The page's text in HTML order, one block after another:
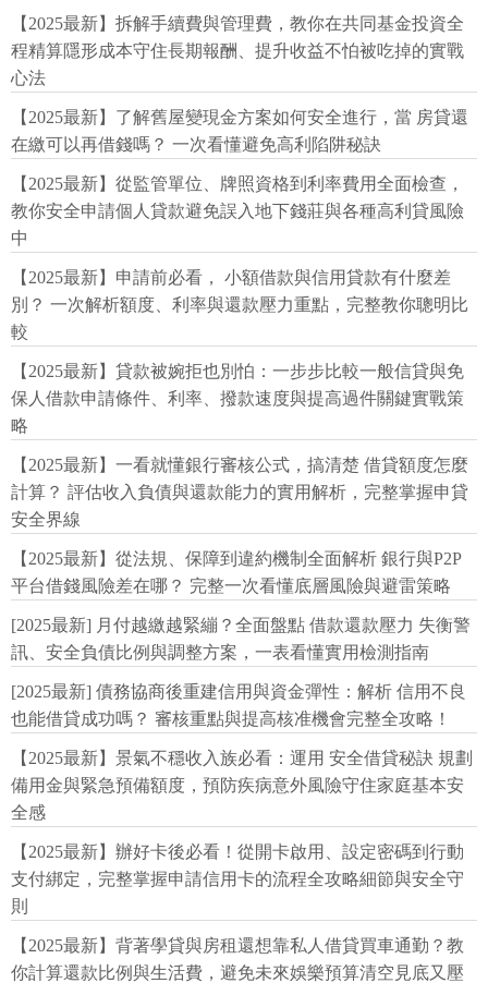
【2025最新】拆解手續費與管理費，教你在共同基金投資全
程精算隱形成本守住長期報酬、提升收益不怕被吃掉的實戰
心法
【2025最新】了解舊屋變現金方案如何安全進行，當 房貸還
在繳可以再借錢嗎？ 一次看懂避免高利陷阱秘訣
【2025最新】從監管單位、牌照資格到利率費用全面檢查，
教你安全申請個人貸款避免誤入地下錢莊與各種高利貸風險
中
【2025最新】申請前必看， 小額借款與信用貸款有什麼差
別？ 一次解析額度、利率與還款壓力重點，完整教你聰明比
較
【2025最新】貸款被婉拒也別怕：一步步比較一般信貸與免
保人借款申請條件、利率、撥款速度與提高過件關鍵實戰策
略
【2025最新】一看就懂銀行審核公式，搞清楚 借貸額度怎麼
計算？ 評估收入負債與還款能力的實用解析，完整掌握申貸
安全界線
【2025最新】從法規、保障到違約機制全面解析 銀行與P2P
平台借錢風險差在哪？ 完整一次看懂底層風險與避雷策略
[2025最新] 月付越繳越緊繃？全面盤點 借款還款壓力 失衡警
訊、安全負債比例與調整方案，一表看懂實用檢測指南
[2025最新] 債務協商後重建信用與資金彈性：解析 信用不良
也能借貸成功嗎？ 審核重點與提高核准機會完整全攻略！
【2025最新】景氣不穩收入族必看：運用 安全借貸秘訣 規劃
備用金與緊急預備額度，預防疾病意外風險守住家庭基本安
全感
【2025最新】辦好卡後必看！從開卡啟用、設定密碼到行動
支付綁定，完整掌握申請信用卡的流程全攻略細節與安全守
則
【2025最新】背著學貸與房租還想靠私人借貸買車通勤？教
你計算還款比例與生活費，避免未來娛樂預算清空見底又壓